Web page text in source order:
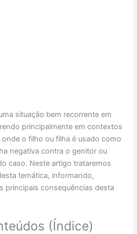
situação bem recorrente em
principalmente em contextos
o filho ou filha é usado como
negativa contra o genitor ou
caso. Neste artigo trataremos
temática, informando,
principais consequências desta
(Índice)